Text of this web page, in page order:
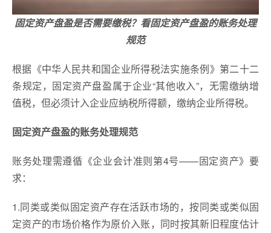
固定资产盘盈是否需要缴税？看固定资产盘盈的账务处理
规范
根据《中华人民共和国企业所得税法实施条例》第二十二
条规定，固定资产盘盈属于企业“其他收入”，无需缴纳增
值税，但必须计入企业应纳税所得额，缴纳企业所得税。
固定资产盘盈的账务处理规范
账务处理需遵循《企业会计准则第4号——固定资产》要
求：
1.同类或类似固定资产存在活跃市场的，按同类或类似固
定资产的市场价格作为原价入账，同时按其新旧程度估计